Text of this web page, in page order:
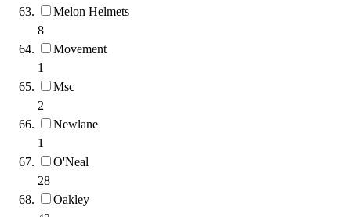
Melon Helmets
8
Movement
1
Msc
2
Newlane
1
O'Neal
28
Oakley